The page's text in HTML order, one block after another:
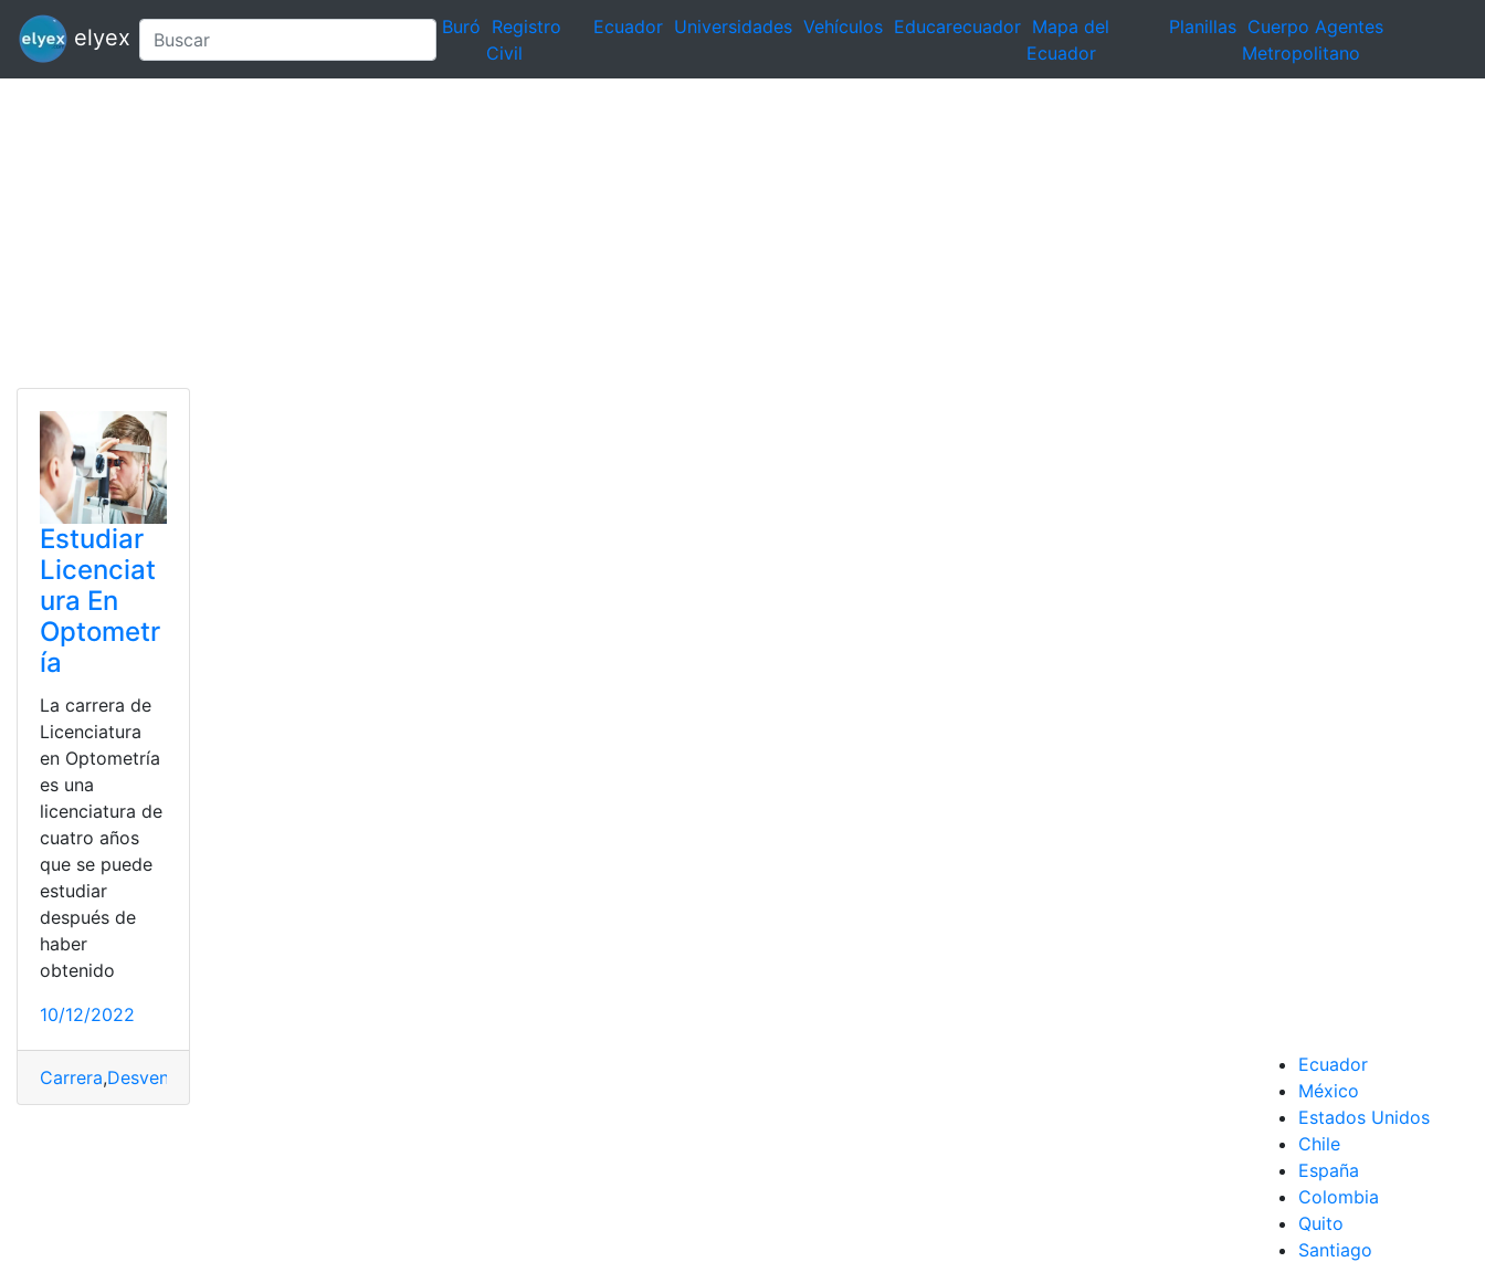
elyex Buró Registro
Civil
Ecuador Universidades Vehículos Educarecuador Mapa del
Ecuador
Planillas Cuerpo Agentes
Metropolitano
Estudiar
Licenciat
ura En
Optometr
ía
La carrera de
Licenciatura
en Optometría
es una
licenciatura de
cuatro años
que se puede
estudiar
después de
haber
obtenido
10/12/2022
Carrera,Desventajas
Ecuador
México
Estados Unidos
Chile
España
Colombia
Quito
Santiago